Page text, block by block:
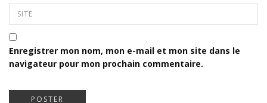
Enregistrer mon nom, mon e-mail et mon site dans le
navigateur pour mon prochain commentaire.